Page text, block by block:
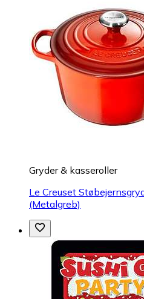
Gryder & kasseroller
Le Creuset
(Metalgreb)